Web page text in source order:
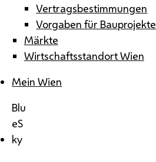
Vertragsbestimmungen
Vorgaben für Bauprojekte
Märkte
Wirtschaftsstandort Wien
Mein Wien
Blu
eS
ky